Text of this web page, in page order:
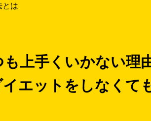
とは
上手くいかない理
エットをしなくて